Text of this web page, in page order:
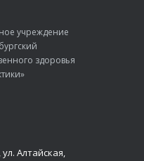
учреждение
здоровья
Алтайская,